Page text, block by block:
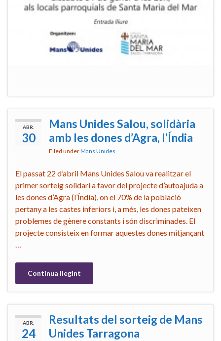
ABR.
30
Mans Unides Salou, solidària
amb les dones d’Agra, l’Índia
Filed underMans Unides
El passat 22 d’abril Mans Unides Salou va realitzar el
primer sorteig solidari a favor del projecte d’autoajuda a
les dones d’Agra (l’Índia), on el 70% de la població
pertany a les castes inferiors i, a més, les dones pateixen
problemes de gènere constants i són discriminades. El
projecte consisteix en formar aquestes dones mitjançant
…
Continua llegint
ABR.
24
Resultats del sorteig de Mans
Unides Tarragona